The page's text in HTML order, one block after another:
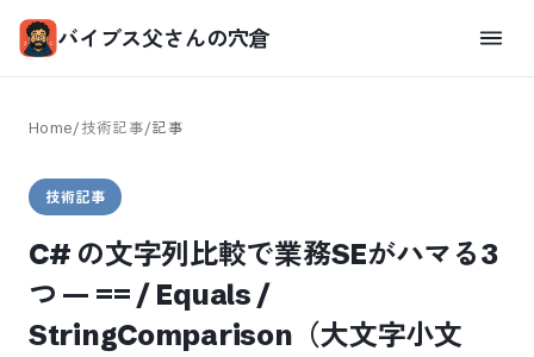
バイブス父さんの穴倉
Home/技術記事/記事
技術記事
C# の文字列比較で業務SEがハマる3
つ — == / Equals /
StringComparison（大文字小文